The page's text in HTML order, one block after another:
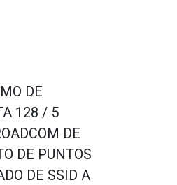
DE
128 / 5
DE
DE PUNTOS
DE SSID A